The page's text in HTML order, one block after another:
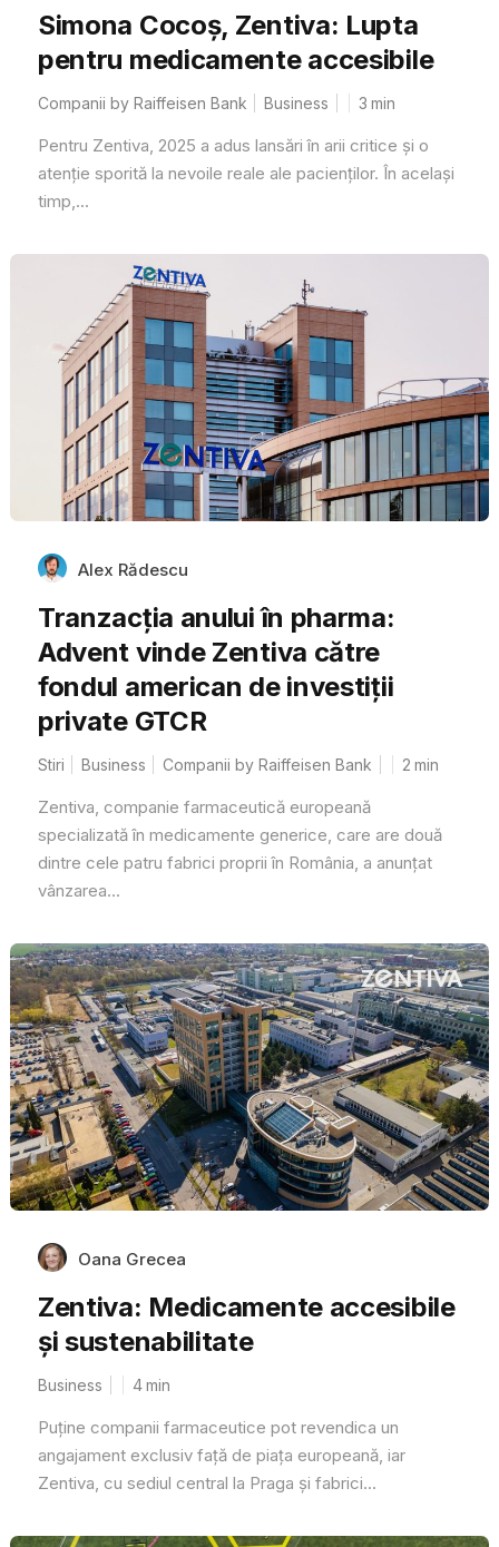
Simona Cocoș, Zentiva: Lupta
pentru medicamente accesibile
Companii by Raiffeisen Bank Business 3 min
Pentru Zentiva, 2025 a adus lansări în arii critice și o
atenție sporită la nevoile reale ale pacienților. În același
timp,...
Alex Rădescu
Tranzacția anului în pharma:
Advent vinde Zentiva către
fondul american de investiții
private GTCR
Stiri Business Companii by Raiffeisen Bank 2 min
Zentiva, companie farmaceutică europeană
specializată în medicamente generice, care are două
dintre cele patru fabrici proprii în România, a anunțat
vânzarea...
Oana Grecea
Zentiva: Medicamente accesibile
și sustenabilitate
Business 4min
Puține companii farmaceutice pot revendica un
angajament exclusiv față de piața europeană, iar
Zentiva, cu sediul central la Praga și fabrici...